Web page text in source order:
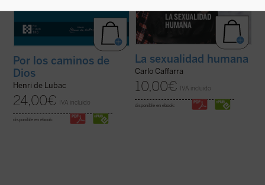
Por los caminos de
Dios
Henri de Lubac
24,00€ IVA incluido
disponible en ebook:
La sexualidad humana
Carlo Caffarra
10,00€ IVA incluido
disponible en ebook: